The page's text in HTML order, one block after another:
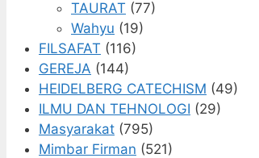
TAURAT (77)
Wahyu (19)
FILSAFAT (116)
GEREJA (144)
HEIDELBERG CATECHISM (49)
ILMU DAN TEHNOLOGI (29)
Masyarakat (795)
Mimbar Firman (521)